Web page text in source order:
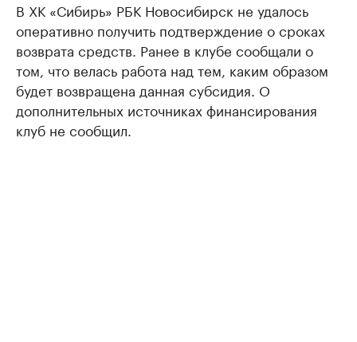
В ХК «Сибирь» РБК Новосибирск не удалось
оперативно получить подтверждение о сроках
возврата средств. Ранее в клубе сообщали о
том, что велась работа над тем, каким образом
будет возвращена данная субсидия. О
дополнительных источниках финансирования
клуб не сообщил.